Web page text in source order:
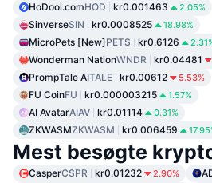
HoDooi.comHOD kr0.001463 2.05%
SinverseSIN kr0.0008525 18.98%
MicroPets [New]PETS kr0.6126
Wonderman NationWNDR kr0.04481
PrompTale AITALE kr0.00612 5.53%
FU CoinFU kr0.000003215 1.57%
AI AvatarAIAV kr0.01114 0.31%
ZKWASMZKWASM kr0.006459
Mest besøgte
CasperCSPR kr0.01232 2.90%